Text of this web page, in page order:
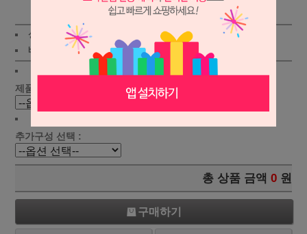
상세보기
상품가 :
58,000원
배송비 :
(조건) ! 지역별
제품선택 :
추가구성 선택 :
총 상품 금액 0 원
구매하기